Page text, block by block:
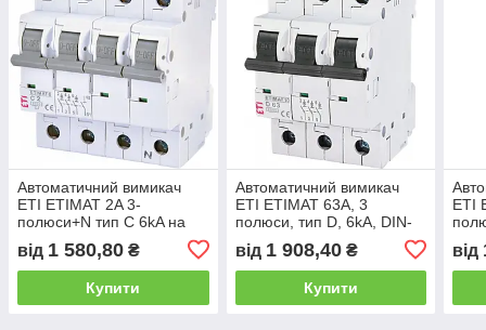
Автоматичний вимикач
ETI ETIMAT 2A 3-
полюси+N тип C 6kA на
від 1 580,80 ₴
Купити
Автоматичний вимикач
ETI ETIMAT 63A, 3
полюси, тип D, 6kA, DIN-
від 1 908,40₴
Купити
ETI
від